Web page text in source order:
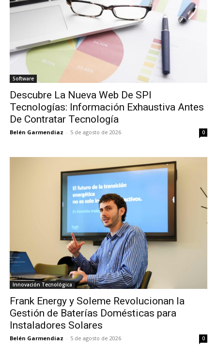
Software
Descubre La Nueva Web De SPI
Tecnologías: Información Exhaustiva Antes
De Contratar Tecnología
Belén Garmendiaz - 5 de agosto de 2026 0
Innovación Tecnológica
Frank Energy y Soleme Revolucionan la
Gestión de Baterías Domésticas para
Instaladores Solares
Belén Garmendiaz - 5 de agosto de 2026 0